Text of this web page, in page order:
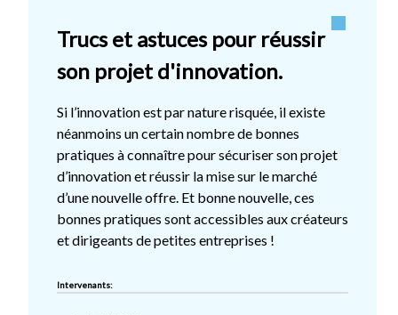
Trucs et astuces pour réussir
son projet d'innovation.
Si l’innovation est par nature risquée, il existe
néanmoins un certain nombre de bonnes
pratiques à connaître pour sécuriser son projet
d’innovation et réussir la mise sur le marché
d’une nouvelle offre. Et bonne nouvelle, ces
bonnes pratiques sont accessibles aux créateurs
et dirigeants de petites entreprises !
Intervenants: